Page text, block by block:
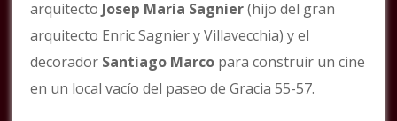
arquitecto Josep María Sagnier(hijo del gran
arquitecto Enric Sagnier y Villavecchia) y el
decorador Santiago Marco para construir un cine
en un local vacío del paseo de Gracia 55-57.